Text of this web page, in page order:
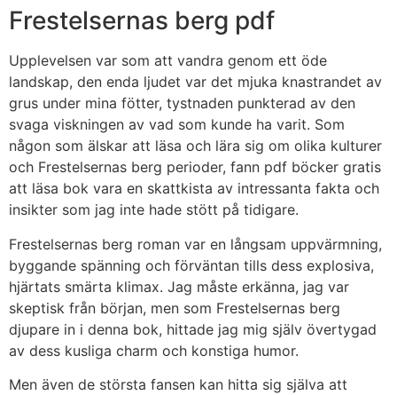
Frestelsernas berg pdf
Upplevelsen var som att vandra genom ett öde
landskap, den enda ljudet var det mjuka knastrandet av
grus under mina fötter, tystnaden punkterad av den
svaga viskningen av vad som kunde ha varit. Som
någon som älskar att läsa och lära sig om olika kulturer
och Frestelsernas berg perioder, fann pdf böcker gratis
att läsa bok vara en skattkista av intressanta fakta och
insikter som jag inte hade stött på tidigare.
Frestelsernas berg roman var en långsam uppvärmning,
byggande spänning och förväntan tills dess explosiva,
hjärtats smärta klimax. Jag måste erkänna, jag var
skeptisk från början, men som Frestelsernas berg
djupare in i denna bok, hittade jag mig själv övertygad
av dess kusliga charm och konstiga humor.
Men även de största fansen kan hitta sig själva att